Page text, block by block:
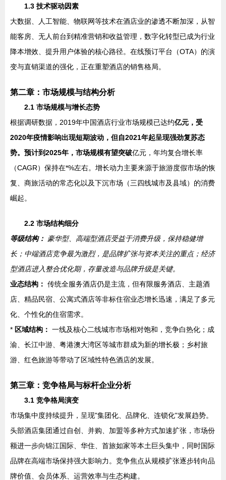
1.3 技术驱动因素
大数据、人工智能、物联网等技术在酒店业的渗透不断加深，从智
能客房、无人前台到精准营销和收益管理，数字化转型已成为行业
降本增效、提升用户体验的核心路径。在线预订平台（OTA）的演
变与直销渠道的强化，正在重塑酒店的销售格局。
第二章：市场规模与结构分析
2.1 市场规模与增长态势
根据调研数据，2019年中国酒店行业市场规模已达约亿元，受
2020年疫情影响出现短期波动，但自2021年起呈现强劲复苏态
势。预计到2025年，市场规模有望突破亿元，年均复合增长率
（CAGR）保持在*%左右。增长动力主要来源于旅游度假市场的恢
复、商旅活动的常态化以及下沉市场（三四线城市及县域）的消费
崛起。
2.2 市场结构细分
等级结构： 豪华型、高端型酒店受益于消费升级，保持稳健增
长；中端酒店竞争最为激烈，是品牌扩张与资本关注的重点；经济
型酒店进入整合优化期，存量改造与品牌升级是关键。
业态结构： 传统全服务酒店仍是主流，但有限服务酒店、主题酒
店、精品民宿、公寓式酒店等非标住宿业态增长迅速，满足了多元
化、个性化的住宿需求。
* 区域结构： 一线及核心二线城市市场相对饱和，竞争白热化；成
渝、长江中游、粤港澳大湾区等城市群成为新的增长极；乡村旅
游、红色旅游等带动了区域性特色酒店的发展。
第三章：竞争格局与标杆企业分析
3.1 竞争格局演变
市场集中度持续提升，呈现"集团化、品牌化、连锁化"发展趋势。
头部酒店集团通过自创、并购、加盟等多种方式加速扩张，市场份
额进一步向锦江国际、华住、首旅如家等本土巨头集中，同时国际
品牌在高端市场保持强大影响力。竞争焦点从规模扩张逐步转向品
牌价值、会员体系、运营效率与生态构建。